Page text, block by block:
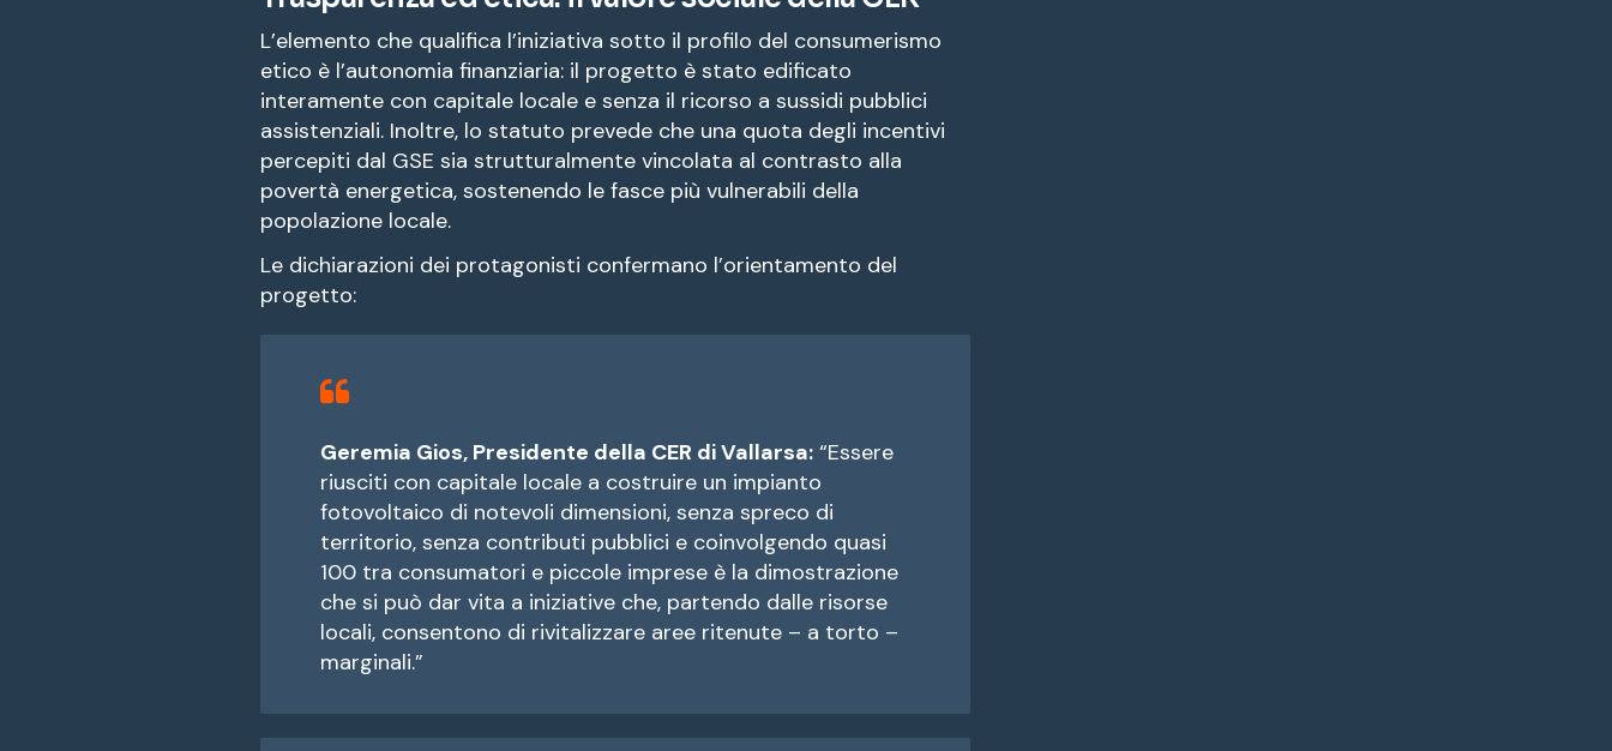
L’elemento che qualifica l’iniziativa sotto il profilo del consumerismo
etico è l’autonomia finanziaria: il progetto è stato edificato
interamente con capitale locale e senza il ricorso a sussidi pubblici
assistenziali. Inoltre, lo statuto prevede che una quota degli incentivi
percepiti dal GSE sia strutturalmente vincolata al contrasto alla
povertà energetica, sostenendo le fasce più vulnerabili della
popolazione locale.
Le dichiarazioni dei protagonisti confermano l’orientamento del
progetto:
Geremia Gios, Presidente della CER di Vallarsa: “Essere
riusciti con capitale locale a costruire un impianto
fotovoltaico di notevoli dimensioni, senza spreco di
territorio, senza contributi pubblici e coinvolgendo quasi
100 tra consumatori e piccole imprese è la dimostrazione
che si può dar vita a iniziative che, partendo dalle risorse
locali, consentono di rivitalizzare aree ritenute – a torto –
marginali.”